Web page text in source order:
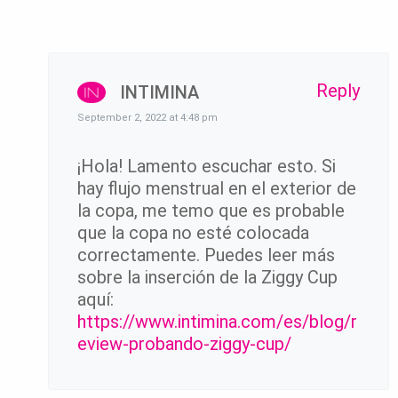
INTIMINA
September 2, 2022 at 4:48 pm
¡Hola! Lamento escuchar esto. Si
hay flujo menstrual en el exterior de
la copa, me temo que es probable
que la copa no esté colocada
correctamente. Puedes leer más
sobre la inserción de la Ziggy Cup
aquí:
https://www.intimina.com/es/blog/r
eview-probando-ziggy-cup/
Reply